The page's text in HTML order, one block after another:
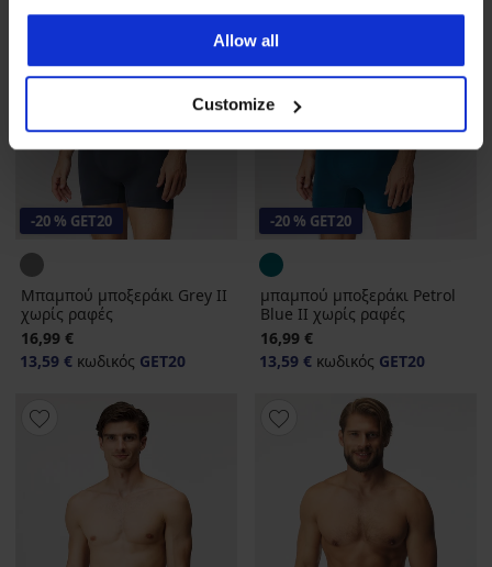
Allow all
Customize
-20 % GET20
Μπαμπού μποξεράκι Grey II
χωρίς ραφές
16,99 €
13,59 € κωδικός GET20
-20 % GET20
μπαμπού μποξεράκι Petrol
Blue II χωρίς ραφές
16,99 €
13,59 € κωδικός GET20